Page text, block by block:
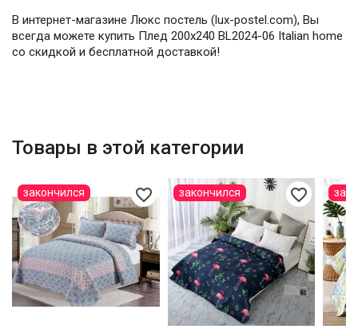
В интернет-магазине Люкс постель (lux-postel.com), Вы
всегда можете купить Плед 200х240 BL2024-06 Italian home
со скидкой и бесплатной доставкой!
Товары в этой категории
favorite_border
закончился favorite_border
закончился